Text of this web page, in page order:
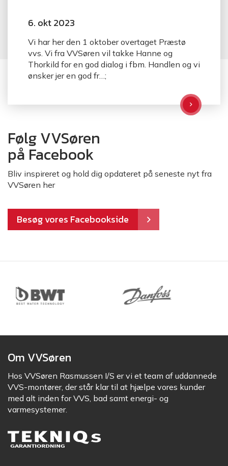
6. okt 2023
Vi har her den 1 oktober overtaget Præstø
vvs. Vi fra VVSøren vil takke Hanne og
Thorkild for en god dialog i fbm. Handlen og vi
ønsker jer en god fr…;
Følg VVSøren
på Facebook
Bliv inspireret og hold dig opdateret på seneste nyt fra
VVSøren her
Besøg vores Facebookside
Om VVSøren
Hos VVSøren Rasmussen I/S er vi et team af uddannede
VVS-montører, der står klar til at hjælpe vores kunder
med alt inden for VVS, bad samt energi- og
varmesystemer.